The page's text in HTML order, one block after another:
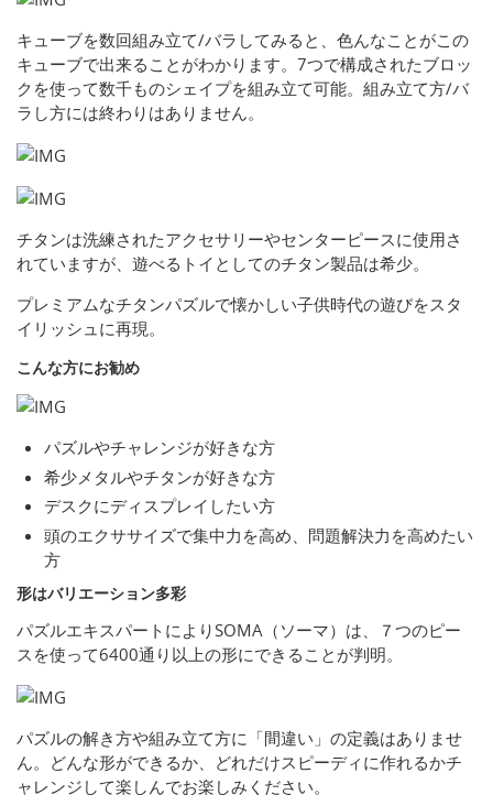
キューブを数回組み立て/バラしてみると、色んなことがこの
キューブで出来ることがわかります。7つで構成されたブロッ
クを使って数千ものシェイプを組み立て可能。組み立て方/バ
ラし方には終わりはありません。
チタンは洗練されたアクセサリーやセンターピースに使用さ
れていますが、遊べるトイとしてのチタン製品は希少。
プレミアムなチタンパズルで懐かしい子供時代の遊びをスタ
イリッシュに再現。
こんな方にお勧め
パズルやチャレンジが好きな方
希少メタルやチタンが好きな方
デスクにディスプレイしたい方
頭のエクササイズで集中力を高め、問題解決力を高めたい
方
形はバリエーション多彩
パズルエキスパートによりSOMA（ソーマ）は、７つのピー
スを使って6400通り以上の形にできることが判明。
パズルの解き方や組み立て方に「間違い」の定義はありませ
ん。どんな形ができるか、どれだけスピーディに作れるかチ
ャレンジして楽しんでお楽しみください。